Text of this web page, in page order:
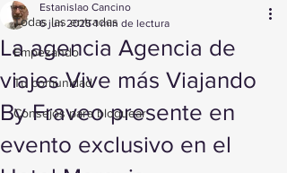
Todas las entradas
Empezando
Tu comunidad
Consejos para bloguear
La agencia Agencia de
viajes Vive más Viajando
By Fraveo presente en
evento exclusivo en el
Estanislao Cancino
6 jun 2025 1 min de lectura